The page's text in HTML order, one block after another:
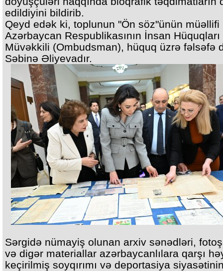
edildiyini bildirib.
Qeyd edək ki, toplunun "Ön söz"ünün müəllifi
Azərbaycan Respublikasının İnsan
Müvəkkili (Ombudsman), hüquq üzrə fəlsəfə
Səbinə Əliyevadır.
Sərgidə nümayiş olunan arxiv sənədləri,
və digər materiallar azərbaycanlılara qarşı
keçirilmiş soyqırımı və deportasiya